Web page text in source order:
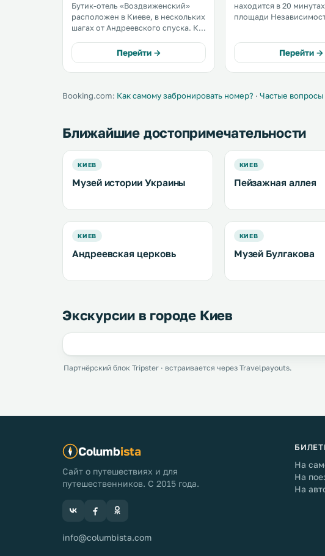
Бутик-отель «Воздвиженский»
расположен в Киеве, в нескольких
шагах от Андреевского спуска. К
оформленные номера, бесплатный
Wi-Fi и бесплатная частная
парковка на территории. .
Перейти →
находится в 20
площади
располагают
чайником и феном. .
Перейти →
Booking.com: Как самому забронировать номер? · Частые
Ближайшие достопримечательности
КИЕВ
Музей истории Украины
КИЕВ
Пейзажная аллея
КИЕВ
Андреевская церковь
КИЕВ
Музей Булгакова
Экскурсии в городе Киев
Партнёрский блок Tripster · встраивается через Travelpayouts.
Columbista
Сайт о путешествиях и для
путешественников. С 2015 года.
info@columbista.com
На
На
На